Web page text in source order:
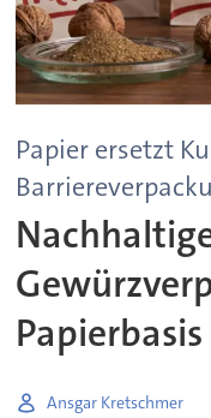
Papier ersetzt
Papierbasis
Ansgar Kretschmer